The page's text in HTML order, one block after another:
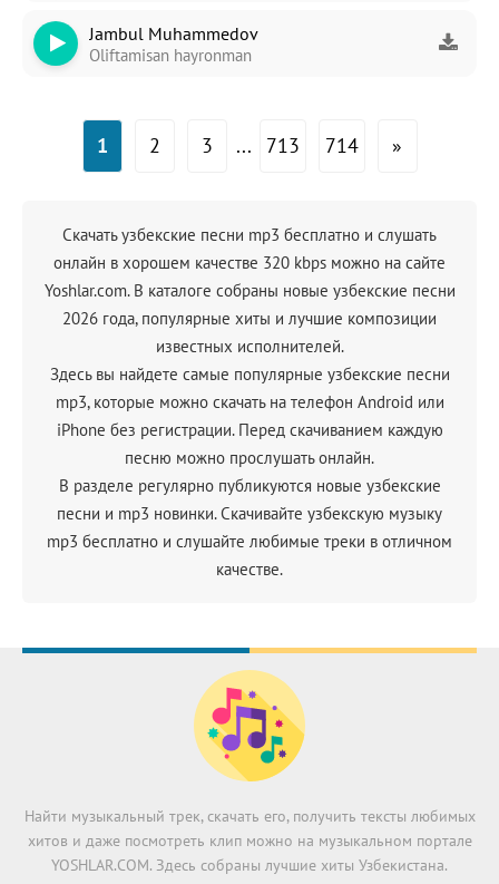
Jambul Muhammedov
Oliftamisan hayronman
1 2 3 ... 713 714 »
Скачать узбекские песни mp3 бесплатно и слушать
онлайн в хорошем качестве 320 kbps можно на сайте
Yoshlar.com. В каталоге собраны новые узбекские песни
2026 года, популярные хиты и лучшие композиции
известных исполнителей.
Здесь вы найдете самые популярные узбекские песни
mp3, которые можно скачать на телефон Android или
iPhone без регистрации. Перед скачиванием каждую
песню можно прослушать онлайн.
В разделе регулярно публикуются новые узбекские
песни и mp3 новинки. Скачивайте узбекскую музыку
mp3 бесплатно и слушайте любимые треки в отличном
качестве.
Найти музыкальный трек, скачать его, получить тексты любимых
хитов и даже посмотреть клип можно на музыкальном портале
YOSHLAR.COM. Здесь собраны лучшие хиты Узбекистана.